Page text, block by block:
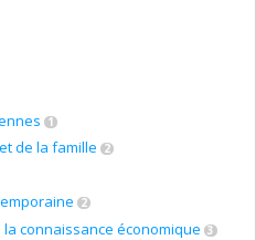
1
de la famille 2
2
connaissance économique 3